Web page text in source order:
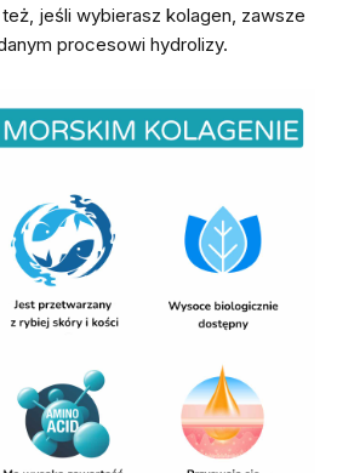
jeśli wybierasz kolagen, zawsze
procesowi hydrolizy.